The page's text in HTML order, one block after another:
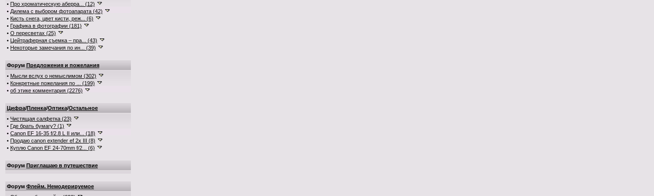
• Про хроматическую аберра... (12)
• Дилема с выбором фотоапарата (42)
• Кисть снега, цвет кисти, реж... (6)
• Графика в фотографии (181)
• О пересветах (25)
• Цейтраферная съемка – пра... (43)
• Некоторые замечания по ин... (39)
Форум Предложения и пожелания
• Мысли вслух о немыслимом (302)
• Конкретные пожелания по ... (199)
• об этике комментария (2276)
Цифра/Пленка/Оптика/Остальное
• Чистящая салфетка (23)
• Где брать бумагу? (1)
• Canon EF 16-35 f/2.8 L II или... (18)
• Продаю canon extender ef 2x III (8)
• Куплю Canon EF 24-70mm f/2... (6)
Форум Приглашаю в путешествие
Форум Флейм. Немодерируемое